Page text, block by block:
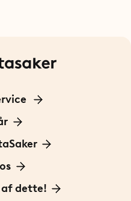
os
cookies
af dette!